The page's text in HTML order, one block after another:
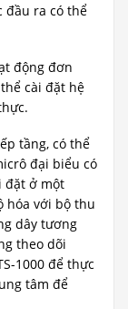
đầu ra có thể
động đơn
cài đặt hệ
tầng, có thể
đại biểu có
đặt ở một
hóa với bộ thu
dây tương
theo dõi
1000 để thực
tâm để